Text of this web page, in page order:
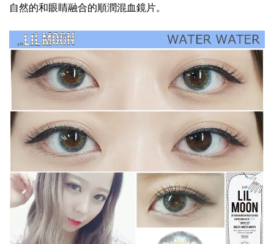
自然的和眼睛融合的順潤混血鏡片。